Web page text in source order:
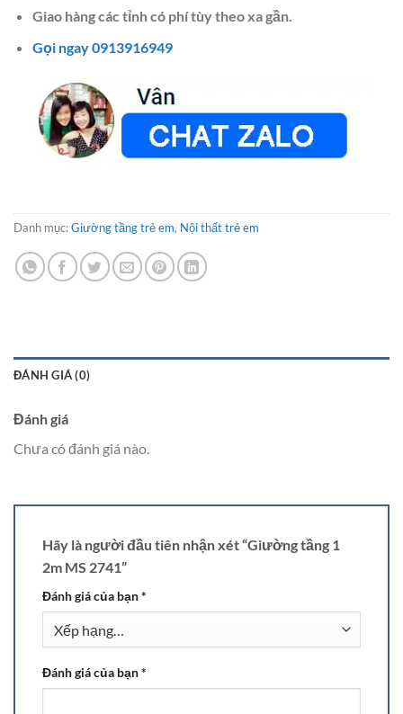
Giao hàng các tỉnh có phí tùy theo xa gần.
Gọi ngay 0913916949
Danh mục:Giường tầng trẻ em, Nội thất trẻ em
ĐÁNH GIÁ (0)
Đánh giá
Chưa có đánh giá nào.
Hãy là người đầu tiên nhận xét “Giường tầng 1
2m MS 2741”
Đánh giá của bạn*
Đánh giá của bạn*